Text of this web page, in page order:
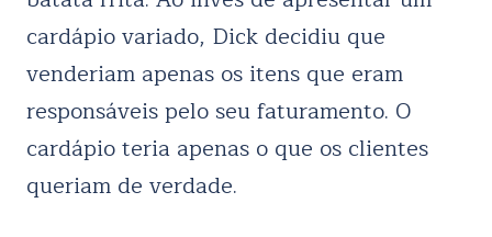
cardápio variado, Dick decidiu que
venderiam apenas os itens que eram
responsáveis pelo seu faturamento. O
cardápio teria apenas o que os clientes
queriam de verdade.